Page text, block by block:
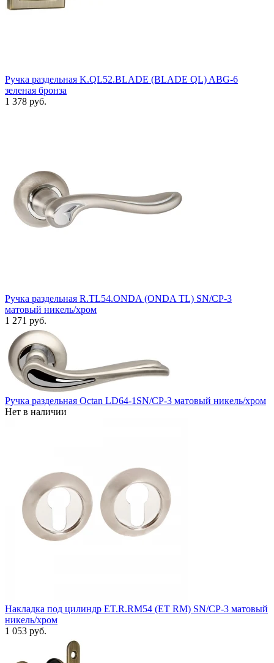
Ручка раздельная K.QL52.BLADE (BLADE QL) ABG-6
зеленая бронза
1 378 руб.
Ручка раздельная R.TL54.ONDA (ONDA TL) SN/CP-3
матовый никель/хром
1 271 руб.
Ручка раздельная Octan LD64-1SN/CP-3 матовый никель/хром
Нет в наличии
Накладка под цилиндр ET.R.RM54 (ET RM) SN/CP-3 матовый
никель/хром
1 053 руб.